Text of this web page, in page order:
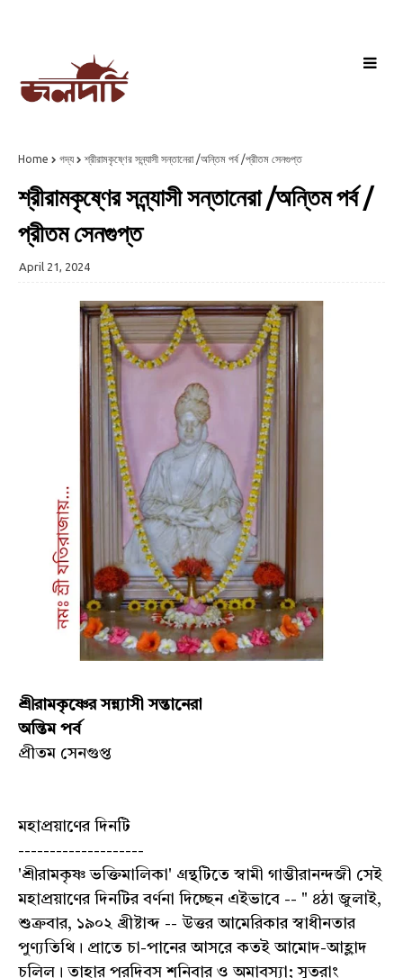
Home গদ্য শ্রীরামকৃষ্ণের সন্ন্যাসী সন্তানেরা /অন্তিম পর্ব /প্রীতম সেনগুপ্ত
শ্রীরামকৃষ্ণের সন্ন্যাসী সন্তানেরা /অন্তিম পর্ব /
প্রীতম সেনগুপ্ত
April 21, 2024
শ্রীরামকৃষ্ণের সন্ন্যাসী সন্তানেরা
অন্তিম পর্ব
প্রীতম সেনগুপ্ত
মহাপ্রয়াণের দিনটি
--------------------
'শ্রীরামকৃষ্ণ ভক্তিমালিকা' গ্রন্থটিতে স্বামী গাম্ভীরানন্দজী সেই
মহাপ্রয়াণের দিনটির বর্ণনা দিচ্ছেন এইভাবে -- " ৪ঠা জুলাই,
শুক্রবার, ১৯০২ খ্রীষ্টাব্দ -- উত্তর আমেরিকার স্বাধীনতার
পুণ্যতিথি। প্রাতে চা-পানের আসরে কতই আমোদ-আহ্লাদ
চলিল। তাহার পরদিবস শনিবার ও অমাবস্যা; সুতরাং